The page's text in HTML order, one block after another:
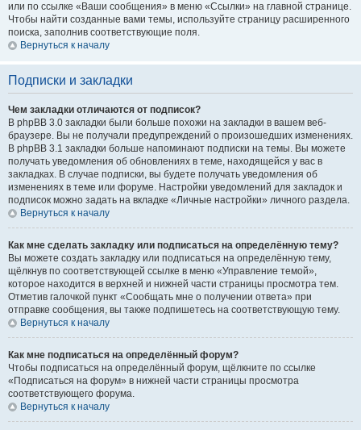
или по ссылке «Ваши сообщения» в меню «Ссылки» на главной странице.
Чтобы найти созданные вами темы, используйте страницу расширенного
поиска, заполнив соответствующие поля.
Вернуться к началу
Подписки и закладки
Чем закладки отличаются от подписок?
В phpBB 3.0 закладки были больше похожи на закладки в вашем веб-
браузере. Вы не получали предупреждений о произошедших изменениях.
В phpBB 3.1 закладки больше напоминают подписки на темы. Вы можете
получать уведомления об обновлениях в теме, находящейся у вас в
закладках. В случае подписки, вы будете получать уведомления об
изменениях в теме или форуме. Настройки уведомлений для закладок и
подписок можно задать на вкладке «Личные настройки» личного раздела.
Вернуться к началу
Как мне сделать закладку или подписаться на определённую тему?
Вы можете создать закладку или подписаться на определённую тему,
щёлкнув по соответствующей ссылке в меню «Управление темой»,
которое находится в верхней и нижней части страницы просмотра тем.
Отметив галочкой пункт «Сообщать мне о получении ответа» при
отправке сообщения, вы также подпишетесь на соответствующую тему.
Вернуться к началу
Как мне подписаться на определённый форум?
Чтобы подписаться на определённый форум, щёлкните по ссылке
«Подписаться на форум» в нижней части страницы просмотра
соответствующего форума.
Вернуться к началу